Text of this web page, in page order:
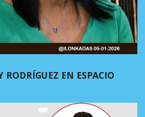
RODRÍGUEZ EN ESPACIO